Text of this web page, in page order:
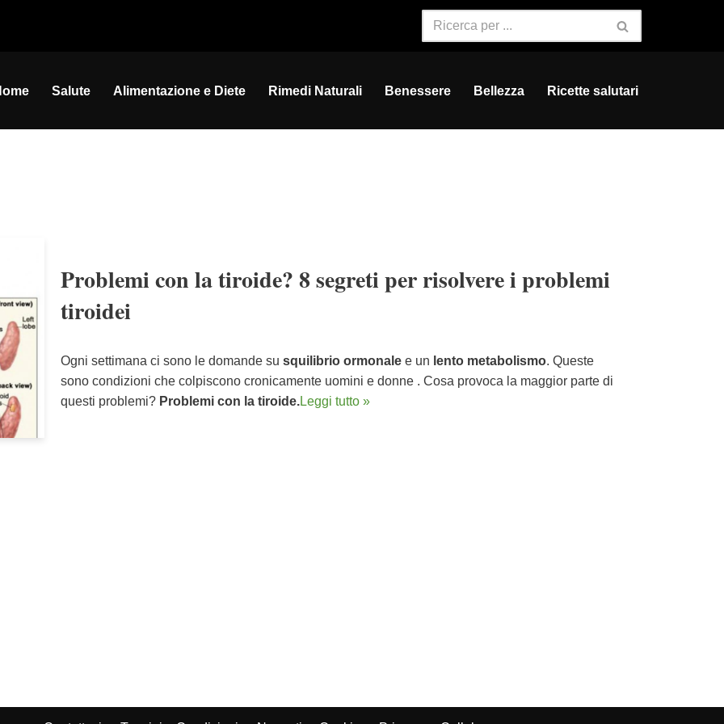
Salute Alimentazione e Diete Rimedi Naturali Benessere Bellezza Ricette salutari
Problemi con la tiroide? 8 segreti per risolvere i problemi
tiroidei
Ogni settimana ci sono le domande su squilibrio ormonalee un lento metabolismo. Queste
sono condizioni che colpiscono cronicamente uomini e donne . Cosa provoca la maggior parte di
questi problemi? Problemi con la tiroide.Leggi tutto »